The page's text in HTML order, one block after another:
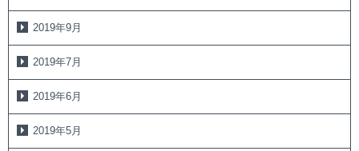
2019年9月
2019年7月
2019年6月
2019年5月